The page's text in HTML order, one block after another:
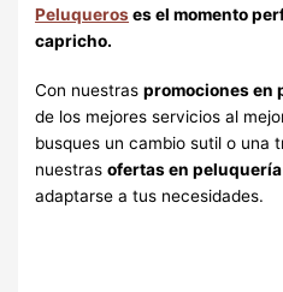
Peluqueroses el momento
capricho.
Con nuestraspromociones en
de los mejores servicios al
busques un cambio sutil o una
nuestrasofertas en peluquería
adaptarse a tus necesidades.